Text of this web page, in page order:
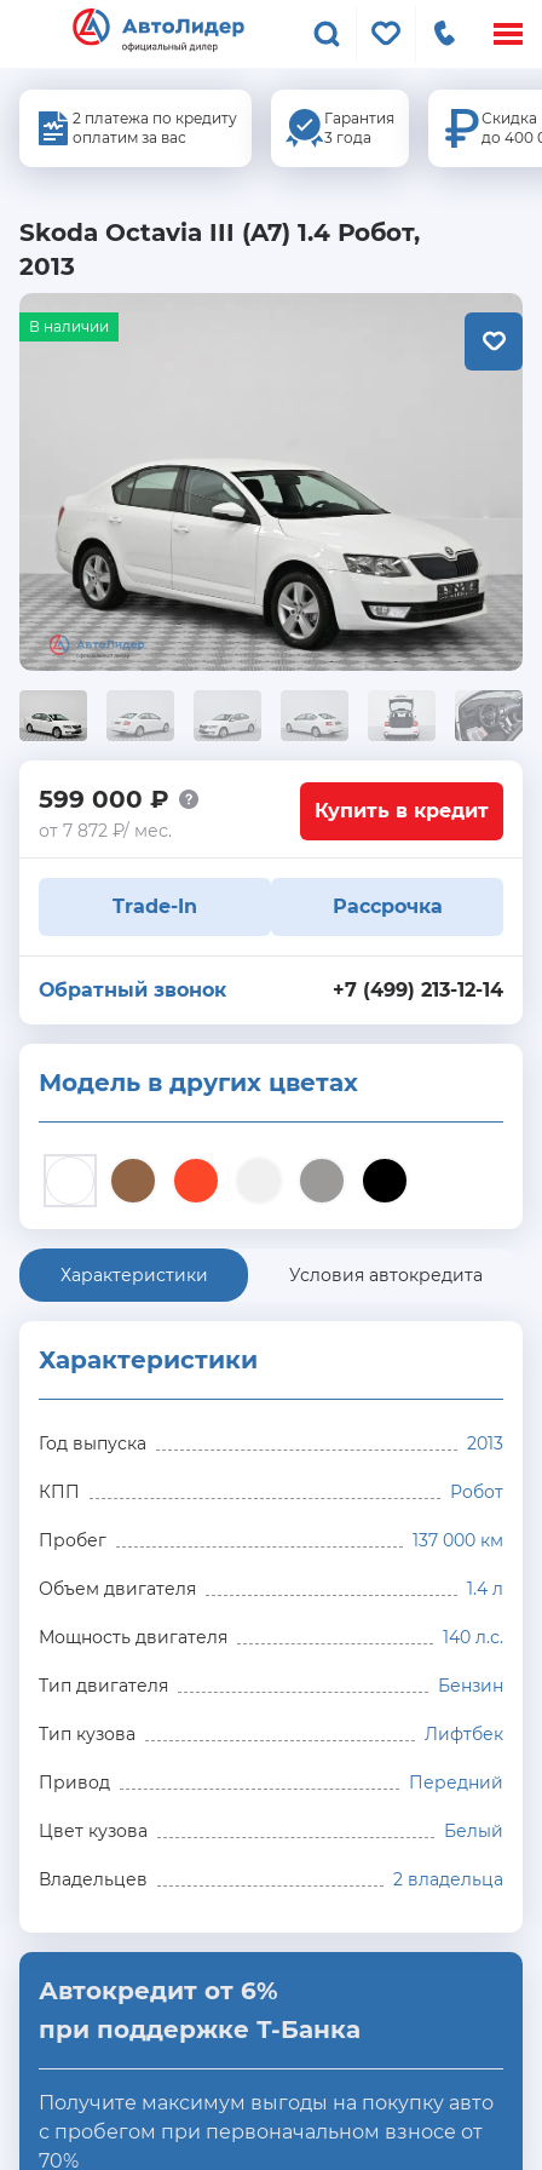
2 платежа по кредиту
оплатим за вас
Гарантия
3 года
Скидка
до 400
Skoda Octavia III (A7) 1.4 Робот,
2013
В наличии
599 000 ₽
от 7 872 ₽/ мес.
Купить в кредит
Trade-In Рассрочка
+7 (499) 213-12-14
Обратный звонок
Модель в других цветах
Характеристики Условия автокредита
Характеристики
Год выпуска 2013
КПП Робот
Пробег 137 000 км
Объем двигателя 1.4 л
Мощность двигателя 140 л.с.
Тип двигателя Бензин
Тип кузова Лифтбек
Привод Передний
Цвет кузова Белый
Владельцев 2 владельца
Автокредит от 6%
при поддержке Т-Банка
Получите максимум выгоды на покупку авто
с пробегом при первоначальном взносе от
70%